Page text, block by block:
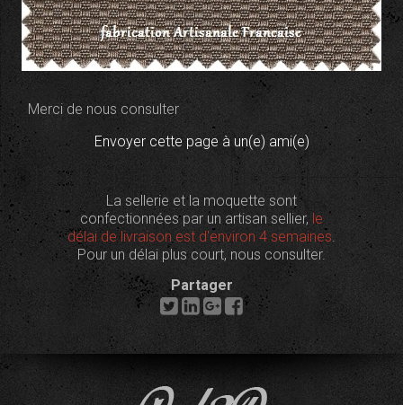
Merci de nous consulter
Envoyer cette page à un(e) ami(e)
La sellerie et la moquette sont
confectionnées par un artisan sellier, le
délai de livraison est d'environ 4 semaines.
Pour un délai plus court, nous consulter.
Partager